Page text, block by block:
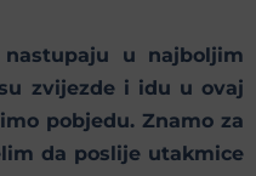
u najboljim
zvijezde i idu u ovaj
pobjedu. Znamo za
da poslije utakmice